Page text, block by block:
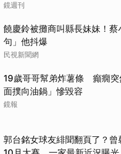
鏡週刊
饒慶鈴被攤商叫縣長妹妹！蔡
句」他抖爆
民視新聞網
19歲哥哥幫弟炸薯條 癲癇突
面撲向油鍋」慘毀容
鏡報
郭台銘女球友緋聞翻頁了？